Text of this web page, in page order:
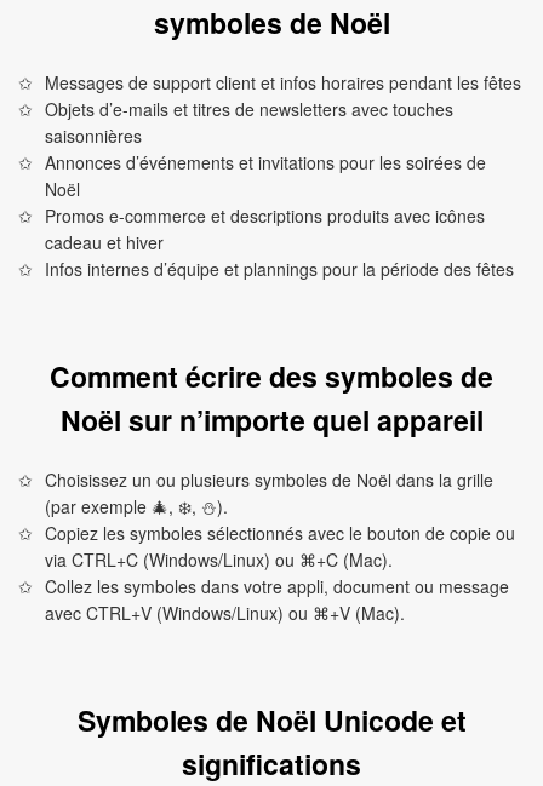
symboles de Noël
Messages de support client et infos horaires pendant les fêtes
Objets d’e-mails et titres de newsletters avec touches
saisonnières
Annonces d’événements et invitations pour les soirées de
Noël
Promos e-commerce et descriptions produits avec icônes
cadeau et hiver
Infos internes d’équipe et plannings pour la période des fêtes
Comment écrire des symboles de
Noël sur n’importe quel appareil
Choisissez un ou plusieurs symboles de Noël dans la grille
(par exemple 🎄, ❄️, ⛄).
Copiez les symboles sélectionnés avec le bouton de copie ou
via CTRL+C (Windows/Linux) ou ⌘+C (Mac).
Collez les symboles dans votre appli, document ou message
avec CTRL+V (Windows/Linux) ou ⌘+V (Mac).
Symboles de Noël Unicode et
significations